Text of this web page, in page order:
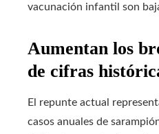
vacunación infantil son
Aumentan los
de cifras
El repunte actual
casos anuales de